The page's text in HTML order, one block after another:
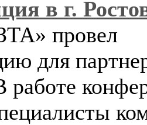
в г.
провел
для
работе